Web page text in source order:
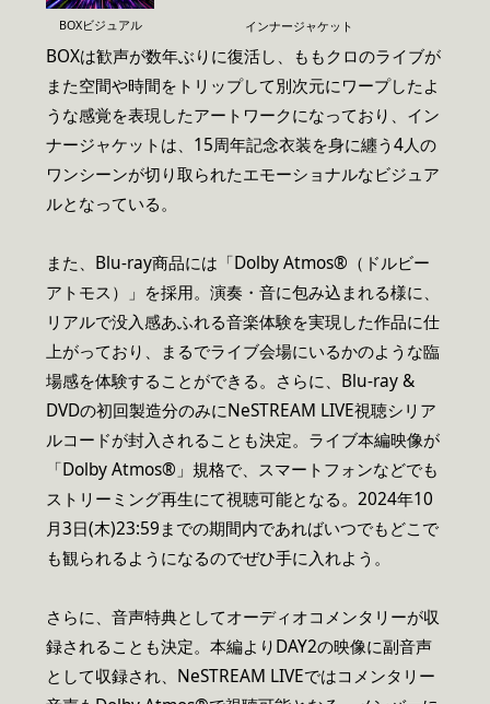
BOXビジュアル インナージャケット
BOXは歓声が数年ぶりに復活し、ももクロのライブが
また空間や時間をトリップして別次元にワープしたよ
うな感覚を表現したアートワークになっており、イン
ナージャケットは、15周年記念衣装を身に纏う4人の
ワンシーンが切り取られたエモーショナルなビジュア
ルとなっている。
また、Blu-ray商品には「Dolby Atmos®（ドルビー
アトモス）」を採用。演奏・音に包み込まれる様に、
リアルで没入感あふれる音楽体験を実現した作品に仕
上がっており、まるでライブ会場にいるかのような臨
場感を体験することができる。さらに、Blu-ray &
DVDの初回製造分のみにNeSTREAM LIVE視聴シリア
ルコードが封入されることも決定。ライブ本編映像が
「Dolby Atmos®」規格で、スマートフォンなどでも
ストリーミング再生にて視聴可能となる。2024年10
月3日(木)23:59までの期間内であればいつでもどこで
も観られるようになるのでぜひ手に入れよう。
さらに、音声特典としてオーディオコメンタリーが収
録されることも決定。本編よりDAY2の映像に副音声
として収録され、NeSTREAM LIVEではコメンタリー